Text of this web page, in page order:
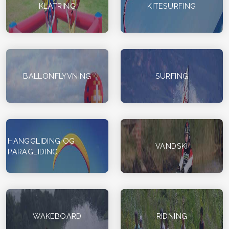
KLATRING KITESURFING
BALLONFLYVNING SURFING
HANGGLIDING OG
PARAGLIDING
VANDSKI
WAKEBOARD RIDNING